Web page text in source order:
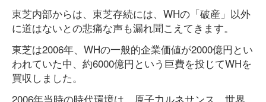
東芝内部からは、東芝存続には、WHの「破産」以外
に道はないとの悲痛な声も漏れ聞こえてきます。
東芝は2006年、WHの一般的企業価値が2000億円とい
われていた中、約6000億円という巨費を投じてWHを
買収しました。
2006年当時の時代環境は、原子力ルネサンス。世界